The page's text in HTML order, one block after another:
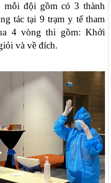
đội gồm có 3 thành
tác tại 9 trạm y tế tham
4 vòng thi gồm: Khởi
và về đích.